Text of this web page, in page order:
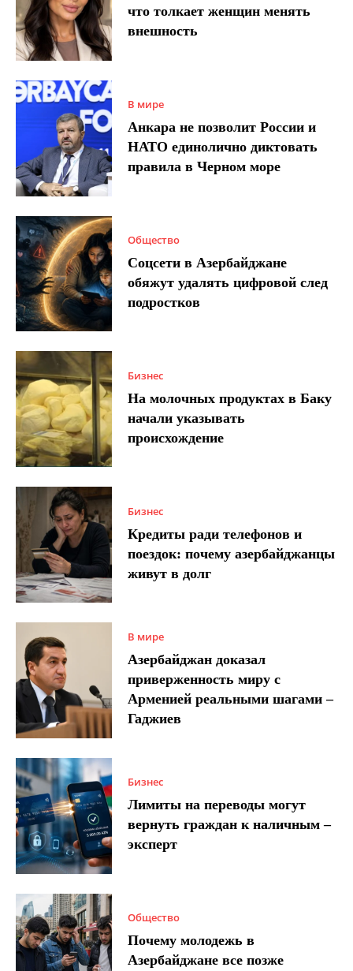
что толкает женщин менять
внешность
В мире
Анкара не позволит России и
НАТО единолично диктовать
правила в Черном море
Общество
Соцсети в Азербайджане
обяжут удалять цифровой след
подростков
Бизнес
На молочных продуктах в Баку
начали указывать
происхождение
Бизнес
Кредиты ради телефонов и
поездок: почему азербайджанцы
живут в долг
В мире
Азербайджан доказал
приверженность миру с
Арменией реальными шагами –
Гаджиев
Бизнес
Лимиты на переводы могут
вернуть граждан к наличным –
эксперт
Общество
Почему молодежь в
Азербайджане все позже